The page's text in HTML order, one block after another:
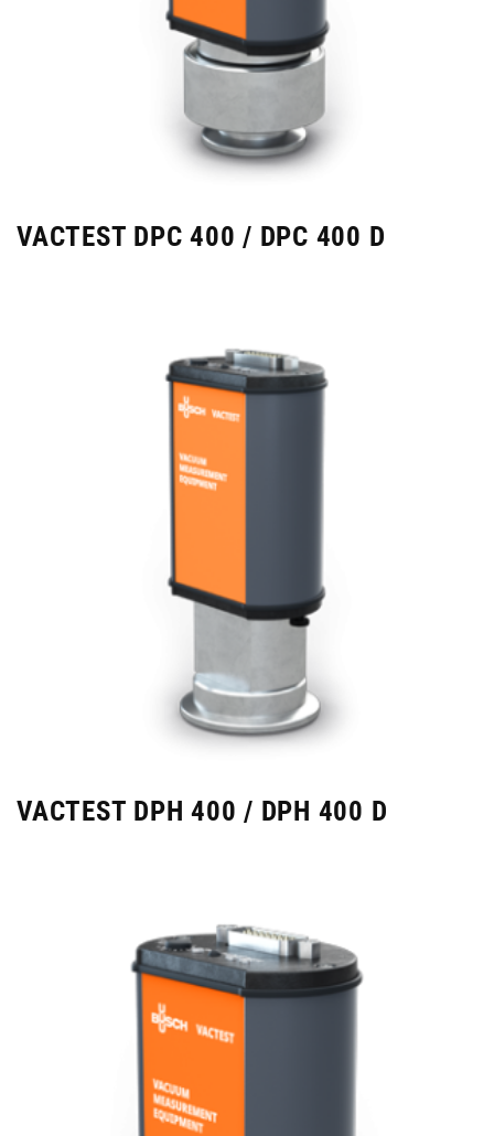
VACTEST DPC 400 / DPC 400 D
VACTEST DPH 400 / DPH 400 D